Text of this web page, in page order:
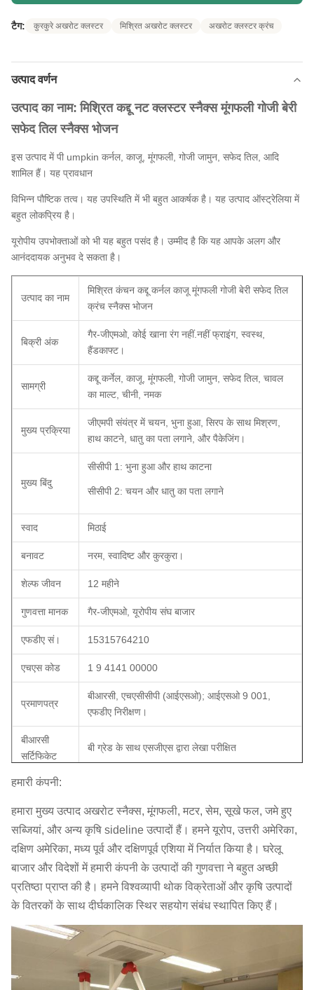
टैग: कुरकुरे अखरोट क्लस्टर मिश्रित अखरोट क्लस्टर अखरोट क्लस्टर क्रंच
उत्पाद वर्णन
उत्पाद का नाम: मिश्रित कद्दू नट क्लस्टर स्नैक्स मूंगफली गोजी बेरी
सफेद तिल स्नैक्स भोजन
इस उत्पाद में पी umpkin कर्नल, काजू, मूंगफली, गोजी जामुन, सफेद तिल, आदि
शामिल हैं। यह प्रावधान
विभिन्न पौष्टिक तत्व। यह उपस्थिति में भी बहुत आकर्षक है। यह उत्पाद ऑस्ट्रेलिया में
बहुत लोकप्रिय है।
यूरोपीय उपभोक्ताओं को भी यह बहुत पसंद है। उम्मीद है कि यह आपके अलग और
आनंददायक अनुभव दे सकता है।
उत्पाद का नाम
मिश्रित कंचन कद्दू कर्नल काजू मूंगफली गोजी बेरी सफेद तिल
क्रंच स्नैक्स भोजन
बिक्री अंक
गैर-जीएमओ, कोई खाना रंग नहीं.नहीं फ्राइंग, स्वस्थ,
हैंडकाफ्ट।
सामग्री
कद्दू कर्नेल, काजू, मूंगफली, गोजी जामुन, सफेद तिल, चावल
का माल्ट, चीनी, नमक
मुख्य प्रक्रिया
जीएमपी संयंत्र में चयन, भुना हुआ, सिरप के साथ मिश्रण,
हाथ काटने, धातु का पता लगाने, और पैकेजिंग।
मुख्य बिंदु
सीसीपी 1: भुना हुआ और हाथ काटना
सीसीपी 2: चयन और धातु का पता लगाने
स्वाद मिठाई
बनावट नरम, स्वादिष्ट और कुरकुरा।
शेल्फ जीवन 12 महीने
गुणवत्ता मानक गैर-जीएमओ, यूरोपीय संघ बाजार
एफडीए सं। 15315764210
एचएस कोड 1 9 4141 00000
प्रमाणपत्र
बीआरसी, एचएसीसीपी (आईएसओ); आईएसओ 9 001,
एफडीए निरीक्षण।
बीआरसी
सर्टिफिकेट
बी ग्रेड के साथ एसजीएस द्वारा लेखा परीक्षित
कार्बनिक
आंतरिक पैकेज 5 किलो / बैग x2bag / सीटीएन, एल्यूमिनियम पन्नी पैक बैग
10 किलो / सीटीएन, डबल दीवार, पीला रंग
कुल भार 10.6KG / CTN
सीबीएम (m³) 0.03 = 0.38 * 0.28 * 0.28m
मात्रा: 20 '/
40' / 40HQ
999/2030 / 2310ctns
उपलब्ध
हमारी कंपनी:
हमारा मुख्य उत्पाद अखरोट स्नैक्स, मूंगफली, मटर, सेम, सूखे फल, जमे हुए
सब्जियां, और अन्य कृषि sideline उत्पादों हैं। हमने यूरोप, उत्तरी अमेरिका,
दक्षिण अमेरिका, मध्य पूर्व और दक्षिणपूर्व एशिया में निर्यात किया है। घरेलू
बाजार और विदेशों में हमारी कंपनी के उत्पादों की गुणवत्ता ने बहुत अच्छी
प्रतिष्ठा प्राप्त की है। हमने विश्वव्यापी थोक विक्रेताओं और कृषि उत्पादों
के वितरकों के साथ दीर्घकालिक स्थिर सहयोग संबंध स्थापित किए हैं।